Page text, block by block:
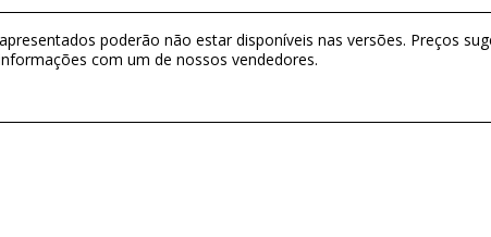
poderão não estar disponíveis nas versões. Preços
com um de nossos vendedores.